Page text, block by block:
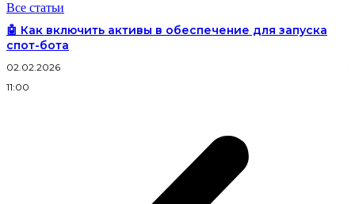
Все статьи
🤖 Как включить активы в обеспечение для запуска
спот-бота
02.02.2026
11:00